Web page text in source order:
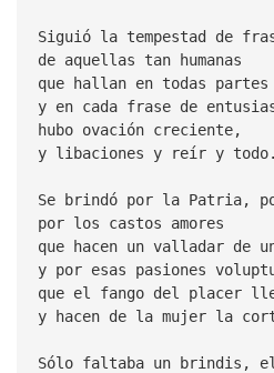
Siguió la tempestad de
de aquellas tan humanas
que hallan en todas partes
y en cada frase de
hubo ovación creciente,
y libaciones y reír y todo.
Se brindó por la Patria,
por los castos amores
que hacen un valladar de
y por esas pasiones
que el fango del placer
y hacen de la mujer la
Sólo faltaba un brindis,